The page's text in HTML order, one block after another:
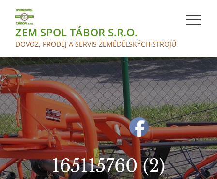
contentZEM SPOL TÁBOR S.R.O.
DOVOZ, PRODEJ A SERVIS ZEMĚDĚLSKÝCH STROJŮ
165115760 (2)